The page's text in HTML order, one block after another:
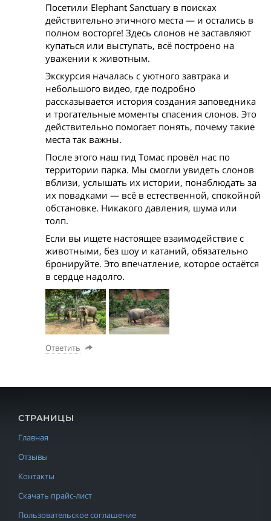
Посетили Elephant Sanctuary в поисках
действительно этичного места — и остались в
полном восторге! Здесь слонов не заставляют
купаться или выступать, всё построено на
уважении к животным.
Экскурсия началась с уютного завтрака и
небольшого видео, где подробно
рассказывается история создания заповедника
и трогательные моменты спасения слонов. Это
действительно помогает понять, почему такие
места так важны.
После этого наш гид Томас провёл нас по
территории парка. Мы смогли увидеть слонов
вблизи, услышать их истории, понаблюдать за
их повадками — всё в естественной, спокойной
обстановке. Никакого давления, шума или
толп.
Если вы ищете настоящее взаимодействие с
животными, без шоу и катаний, обязательно
бронируйте. Это впечатление, которое остаётся
в сердце надолго.
Ответить
СТРАНИЦЫ
Главная
Отзывы
Контакты
Скачать прайс-лист
Пользовательское соглашение